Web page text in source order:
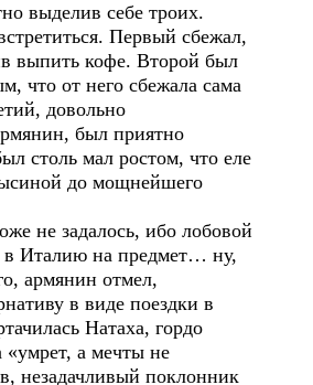
выделив себе троих.
Первый сбежал,
выпить кофе. Второй был
что от него сбежала сама
довольно
был приятно
столь мал ростом, что еле
до мощнейшего
не задалось, ибо лобовой
в Италию на предмет… ну,
армянин отмел,
в виде поездки в
Натаха, гордо
а мечты не
незадачливый поклонник